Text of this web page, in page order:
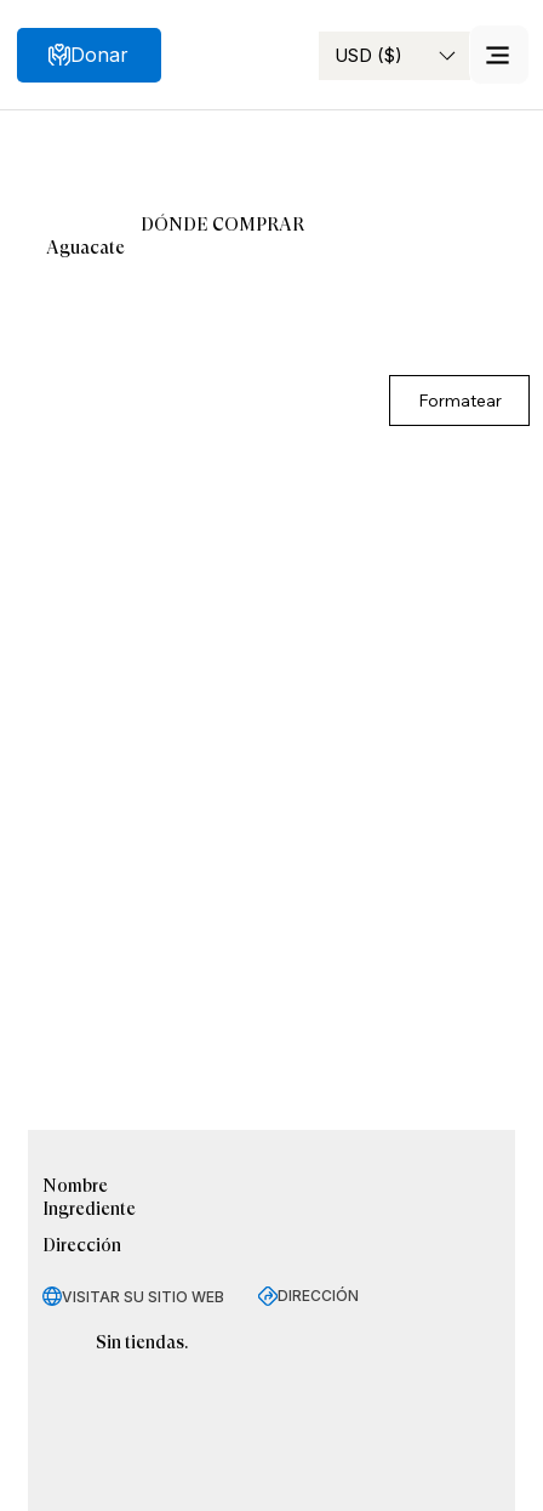
Buscar USD ($)
Donar
DÓNDE COMPRAR
Aguacate
Nombre
Ingrediente
Dirección
VISITAR SU SITIO WEB DIRECCIÓN
Sin tiendas.
Formatear